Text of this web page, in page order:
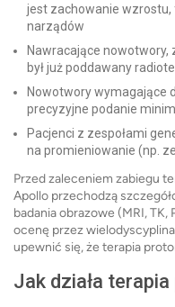
jest zachowanie
narządów
Nawracające nowotwory,
był już poddawany
Nowotwory wymagające
precyzyjne podanie
Pacjenci z zespołami
na promieniowanie (np.
Przed zaleceniem zabiegu
Apollo przechodzą
badania obrazowe (MRI,
ocenę przez
upewnić się, że terapia
Jak działa